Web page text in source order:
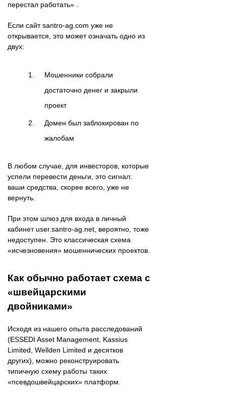
перестал работать» .
Если сайт santro-ag.com уже не
открывается, это может означать одно из
двух:
Мошенники собрали
достаточно денег и закрыли
проект
Домен был заблокирован по
жалобам
В любом случае, для инвесторов, которые
успели перевести деньги, это сигнал:
ваши средства, скорее всего, уже не
вернуть.
При этом шлюз для входа в личный
кабинет user.santro-ag.net, вероятно, тоже
недоступен. Это классическая схема
«исчезновения» мошеннических проектов.
Как обычно работает схема с
«швейцарскими
двойниками»
Исходя из нашего опыта расследований
(ESSEDI Asset Management, Kassius
Limited, Wellden Limited и десятков
других), можно реконструировать
типичную схему работы таких
«псевдошвейцарских» платформ.